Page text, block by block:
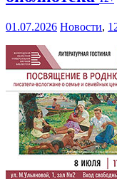
01.07.2026 Новости,